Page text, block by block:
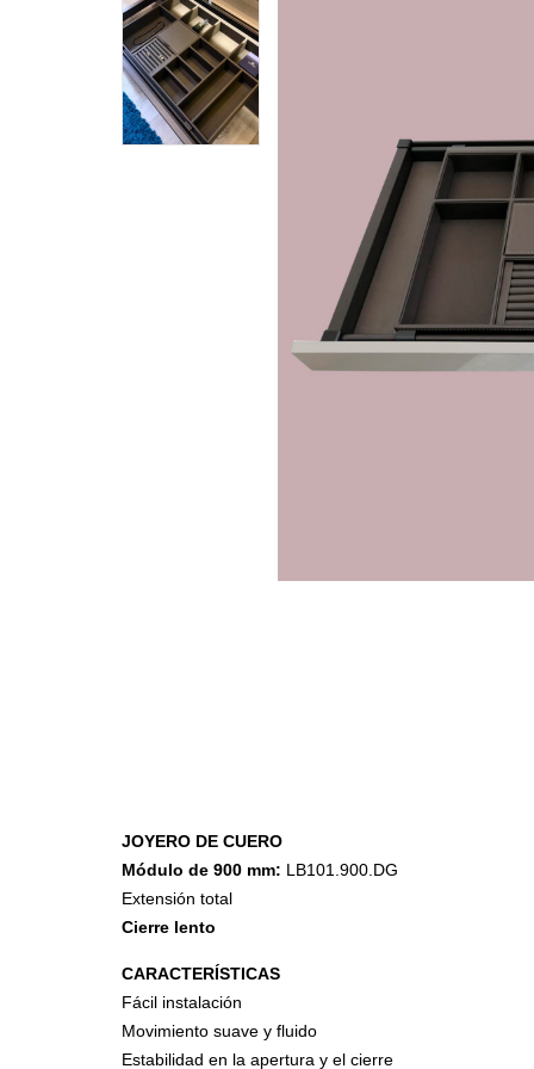
Piedra Sinterizada - Infinity
Accesorios de Cocina
Mona
Nuomi
Wire Cromado
Lavaplatos
JOYERO DE CUERO
Módulo de 900 mm: LB101.900.DG
Extensión total
Cierre lento
CARACTERÍSTICAS
Fácil instalación
Movimiento suave y fluido
Estabilidad en la apertura y el cierre